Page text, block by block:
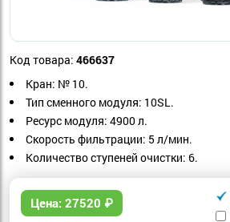
Код товара: 466637
Кран: № 10.
Тип сменного модуля: 10SL.
Ресурс модуля: 4900 л.
Скорость фильтрации: 5 л/мин.
Количество ступеней очистки: 6.
Цена: 27520 ₽